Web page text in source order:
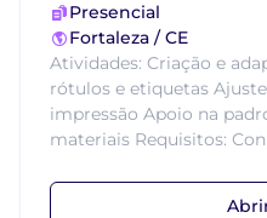
Presencial
Fortaleza / CE
Atividades: Criação e
rótulos e etiquetas
impressão Apoio na
materiais Requisitos: